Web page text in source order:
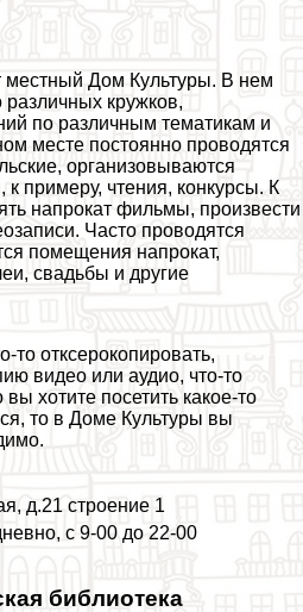
местный Дом Культуры. В нем
кружков,
по различным тематикам и
месте постоянно проводятся
организовываются
примеру, чтения, конкурсы. К
напрокат фильмы, произвести
Часто проводятся
помещения напрокат,
свадьбы и другие
то отксерокопировать,
видео или аудио, что-то
хотите посетить какое-то
то в Доме Культуры вы
д.21 строение 1
с 9-00 до 22-00
библиотека